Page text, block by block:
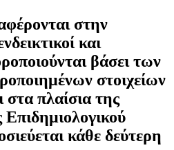
στην
και
βάσει των
στοιχείων
στα πλαίσια της
κάθε δεύτερη